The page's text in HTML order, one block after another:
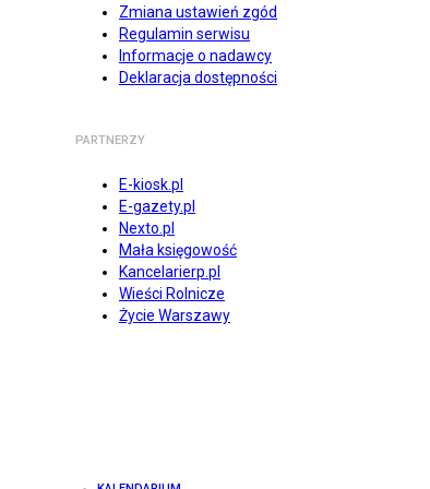
Zmiana ustawień zgód
Regulamin serwisu
Informacje o nadawcy
Deklaracja dostępności
PARTNERZY
E-kiosk.pl
E-gazety.pl
Nexto.pl
Mała księgowość
Kancelarierp.pl
Wieści Rolnicze
Życie Warszawy